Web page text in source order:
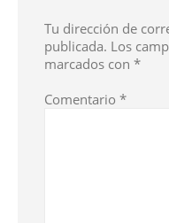
Tu dirección de
publicada. Los
marcados con *
Comentario *